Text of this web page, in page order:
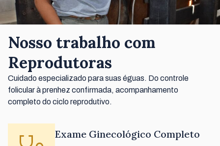
Nosso trabalho com
Reprodutoras
Cuidado especializado para suas éguas. Do controle
folicular à prenhez confirmada, acompanhamento
completo do ciclo reprodutivo.
Exame Ginecológico Completo